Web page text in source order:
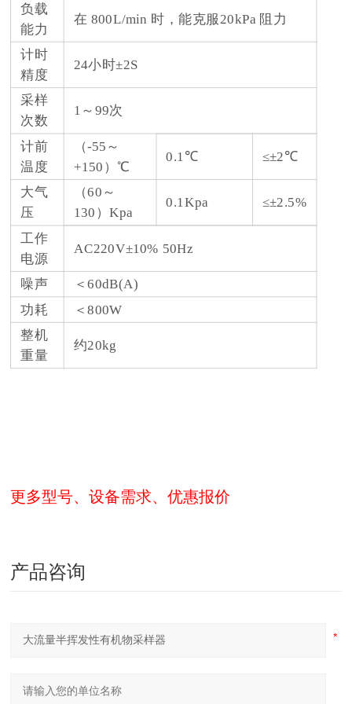
负载
能力
在 800L/min 时，能克服20kPa 阻力
计时
精度
24小时±2S
采样
次数
1～99次
计前
温度
（-55～
+150）℃
0.1℃ ≤±2℃
大气
压
（60～
130）Kpa
0.1Kpa ≤±2.5%
工作
电源
AC220V±10% 50Hz
噪声
＜60dB(A)
功耗
＜800W
整机
重量
约20kg
更多型号、设备需求、优惠报价
产品咨询